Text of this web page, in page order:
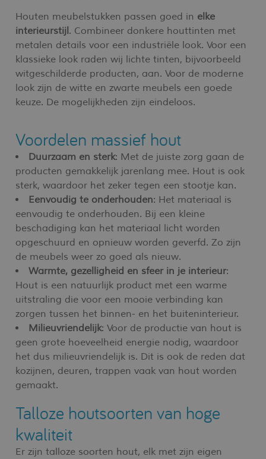
Houten meubelstukken passen goed in elke
interieurstijl. Combineer donkere houttinten met
metalen details voor een industriële look. Voor een
klassieke look raden wij lichte tinten, bijvoorbeeld
witgeschilderde producten, aan. Voor de moderne
look zijn de witte en zwarte meubels een goede
keuze. De mogelijkheden zijn eindeloos.
Voordelen massief hout
Duurzaam en sterk: Met de juiste zorg gaan de
producten gemakkelijk jarenlang mee. Hout is ook
sterk, waardoor het zeker tegen een stootje kan.
Eenvoudig te onderhouden: Het materiaal is
eenvoudig te onderhouden. Bij een kleine
beschadiging kan het materiaal licht worden
opgeschuurd en opnieuw worden geverfd. Zo zijn
de meubels weer zo goed als nieuw.
Warmte, gezelligheid en sfeer in je interieur:
Hout is een natuurlijk product met een warme
uitstraling die voor een mooie verbinding kan
zorgen tussen het binnen- en het buiteninterieur.
Milieuvriendelijk: Voor de productie van hout is
geen grote hoeveelheid energie nodig, waardoor
het dus milieuvriendelijk is. Dit is ook de reden dat
kozijnen, deuren, trappen vaak van hout worden
gemaakt.
Talloze houtsoorten van hoge
kwaliteit
Er zijn talloze soorten hout, elk met zijn eigen